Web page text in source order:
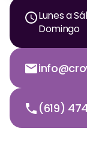
Dr. Marco Casco
Lunes a
Domingo
(619)